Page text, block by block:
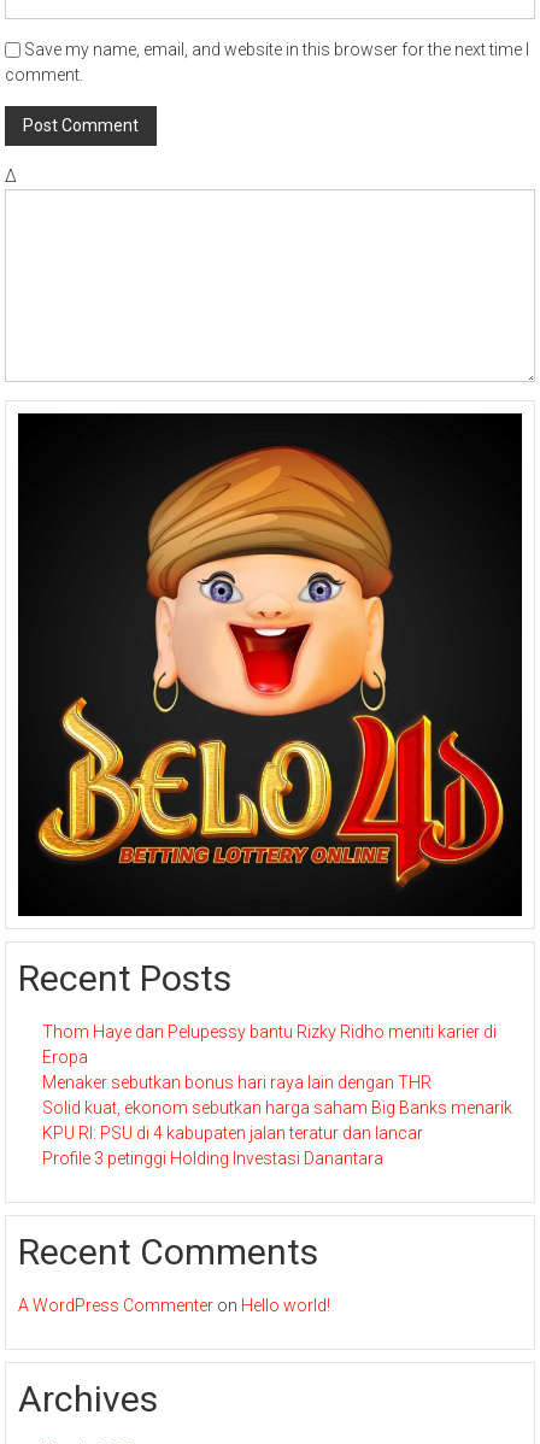
Save my name, email, and website in this browser for the next time I
comment.
Δ
Recent Posts
Thom Haye dan Pelupessy bantu Rizky Ridho meniti karier di
Eropa
Menaker sebutkan bonus hari raya lain dengan THR
Solid kuat, ekonom sebutkan harga saham Big Banks menarik
KPU RI: PSU di 4 kabupaten jalan teratur dan lancar
Profile 3 petinggi Holding Investasi Danantara
Recent Comments
A WordPress Commenter on Hello world!
Archives